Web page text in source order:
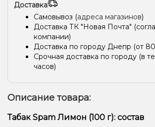
Доставка
Самовывоз (адреса магазинов)
Доставка ТК "Новая Почта"
компании)
Доставка по городу Днепр (от
Срочная доставка по городу (в
часов)
Описание товара:
Табак Spam Лимон (100 г): состав